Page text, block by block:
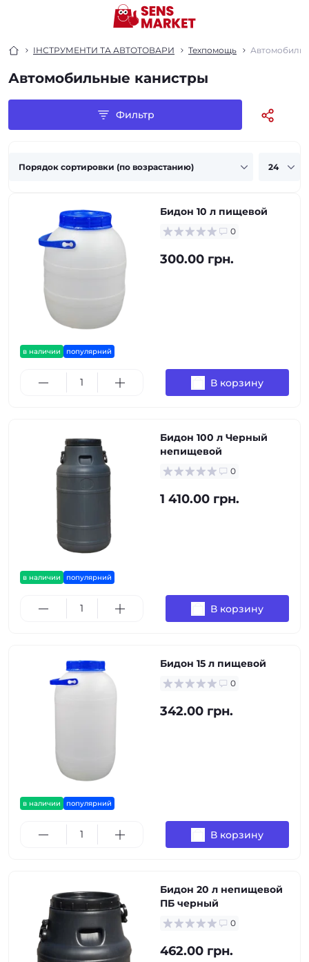
ІНСТРУМЕНТИ ТА АВТОТОВАРИ Техпомощь
Автомобильные канистры
Фильтр
в наличии популярний
Бидон 10 л пищевой
0
300.00 грн.
В корзину
в наличии популярний
Бидон 100 л Черный
непищевой
0
1 410.00 грн.
В корзину
в наличии популярний
Бидон 15 л пищевой
0
342.00 грн.
В корзину
Бидон 20 л непищевой
ПБ черный
0
462.00 грн.